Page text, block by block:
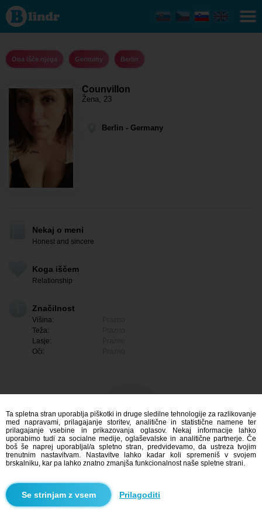
Counvillon
- Ona išče
njega
Berlin
Ona išče njega Germany Berlin
Counvillon
Žena, 23
Berlin - Germany
Nekaj o meni
Honest and sincere
Koga iščem
Relationship
Značilnost
Višina:
Teža:
Lasje:
Oči:
Me zanima
Iskanje
Ta spletna stran uporablja piškotki in druge sledilne tehnologije za razlikovanje
med napravami, prilagajanje storitev, analitične in statistične namene ter
prilagajanje vsebine in prikazovanja oglasov. Nekaj informacije lahko
uporabimo tudi za socialne medije, oglaševalske in analitične partnerje. Če
boš še naprej uporabljal/a spletno stran, predvidevamo, da ustreza tvojim
trenutnim nastavitvam. Nastavitve lahko kadar koli spremeniš v svojem
brskalniku, kar pa lahko znatno zmanjša funkcionalnost naše spletne strani.
Prilagoditi